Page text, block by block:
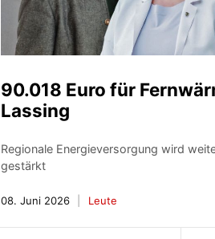
90.018 Euro für
Lassing
Regionale Energieversorgung wird
gestärkt
08. Juni 2026 Leute